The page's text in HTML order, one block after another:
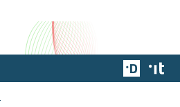
Team